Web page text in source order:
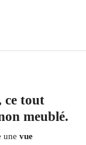
ce tout
meublé.
une vue